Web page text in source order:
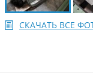
СКАЧАТЬ ВСЕ